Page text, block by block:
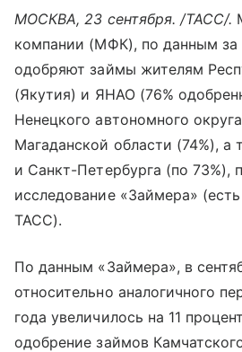
МОСКВА, 23 сентября. /ТАСС/.
компании (МФК), по данным за
одобряют займы жителям
(Якутия) и ЯНАО (76%
Ненецкого автономного
Магаданской области (74%),
и Санкт-Петербурга (по 73%),
исследование «Займера»
ТАСС).
По данным «Займера», в
относительно аналогичного
года увеличилось на 11
одобрение займов